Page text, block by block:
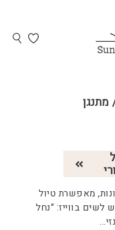
מתנגן
מאפשרת טיול
בווייז: "נחל
...